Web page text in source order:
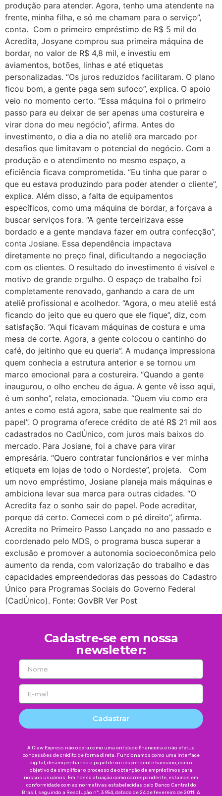
produção para atender. Agora, tenho uma atendente na
frente, minha filha, e só me chamam para o serviço”,
conta. Com o primeiro empréstimo de R$ 5 mil do
Acredita, Josyane comprou sua primeira máquina de
bordar, no valor de R$ 4,8 mil, e investiu em
aviamentos, botões, linhas e até etiquetas
personalizadas. “Os juros reduzidos facilitaram. O plano
ficou bom, a gente paga sem sufoco”, explica. O apoio
veio no momento certo. “Essa máquina foi o primeiro
passo para eu deixar de ser apenas uma costureira e
virar dona do meu negócio”, afirma. Antes do
investimento, o dia a dia no ateliê era marcado por
desafios que limitavam o potencial do negócio. Com a
produção e o atendimento no mesmo espaço, a
eficiência ficava comprometida. “Eu tinha que parar o
que eu estava produzindo para poder atender o cliente”,
explica. Além disso, a falta de equipamentos
específicos, como uma máquina de bordar, a forçava a
buscar serviços fora. “A gente terceirizava esse
bordado e a gente mandava fazer em outra confecção”,
conta Josiane. Essa dependência impactava
diretamente no preço final, dificultando a negociação
com os clientes. O resultado do investimento é visível e
motivo de grande orgulho. O espaço de trabalho foi
completamente renovado, ganhando a cara de um
ateliê profissional e acolhedor. “Agora, o meu ateliê está
ficando do jeito que eu quero que ele fique”, diz, com
satisfação. “Aqui ficavam máquinas de costura e uma
mesa de corte. Agora, a gente colocou o cantinho do
café, do jeitinho que eu queria”. A mudança impressiona
quem conhecia a estrutura anterior e se tornou um
marco emocional para a costureira. “Quando a gente
inaugurou, o olho encheu de água. A gente vê isso aqui,
é um sonho”, relata, emocionada. “Quem viu como era
antes e como está agora, sabe que realmente sai do
papel”. O programa oferece crédito de até R$ 21 mil aos
cadastrados no CadÚnico, com juros mais baixos do
mercado. Para Josiane, foi a chave para virar
empresária. “Quero contratar funcionários e ver minha
etiqueta em lojas de todo o Nordeste”, projeta. Com
um novo empréstimo, Josiane planeja mais máquinas e
ambiciona levar sua marca para outras cidades. “O
Acredita faz o sonho sair do papel. Pode acreditar,
porque dá certo. Comecei com o pé direito”, afirma.
Acredita no Primeiro Passo Lançado no ano passado e
coordenado pelo MDS, o programa busca superar a
exclusão e promover a autonomia socioeconômica pelo
aumento da renda, com valorização do trabalho e das
capacidades empreendedoras das pessoas do Cadastro
Único para Programas Sociais do Governo Federal
(CadÚnico). Fonte: GovBR Ver Post
Cadastre-se em nossa
newsletter:
Cadastrar
A Claw Express não opera como uma entidade financeira e não efetua
concessões de crédito de forma direta. Funcionamos como uma interface
digital, desempenhando o papel de correspondente bancário, com o
objetivo de simplificar o processo de obtenção de empréstimos para
nossos usuários. Em nossa atuação como correspondente, estamos em
conformidade com as normativas estabelecidas pelo Banco Central do
Brasil, seguindo a Resolução nº. 3.954, datada de 24 de fevereiro de 2011. A